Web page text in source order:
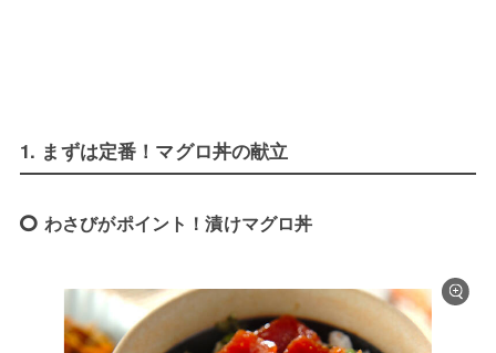
1. まずは定番！マグロ丼の献立
わさびがポイント！漬けマグロ丼